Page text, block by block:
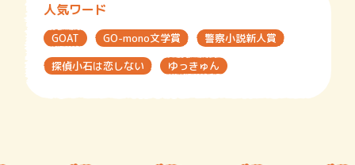
人気ワード
GOAT GO-mono文学賞
警察小説新人賞
探偵小石は恋しない
ゆっきゅん